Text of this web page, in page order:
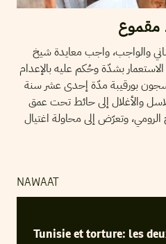
مقموع
والواجب، واجب معايدة شيخ
بشدّة وحُكم عليه بالإعدام
سجون بورقيبة مدّة إحدى عشر سنة
والأغلال إلى حائط تحت عمق
الرومي، وتعرّض إلى محاولة اغتيال
NAWAAT
Tunisie et torture: les